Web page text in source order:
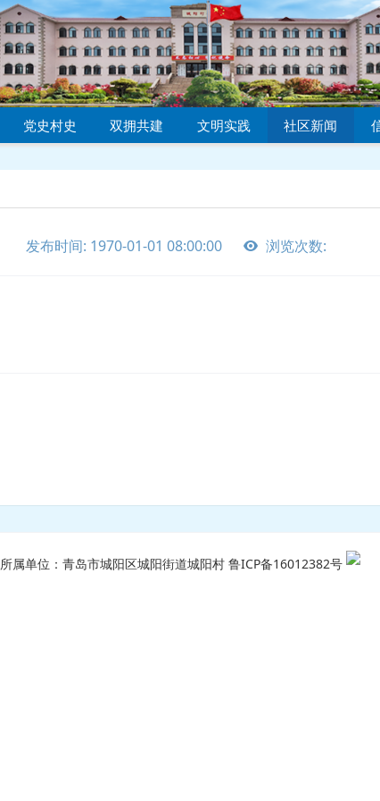
党史村史 双拥共建 文明实践 社区新闻
发布时间: 1970-01-01 08:00:00 浏览次数:
所属单位：青岛市城阳区城阳街道城阳村 鲁ICP备16012382号